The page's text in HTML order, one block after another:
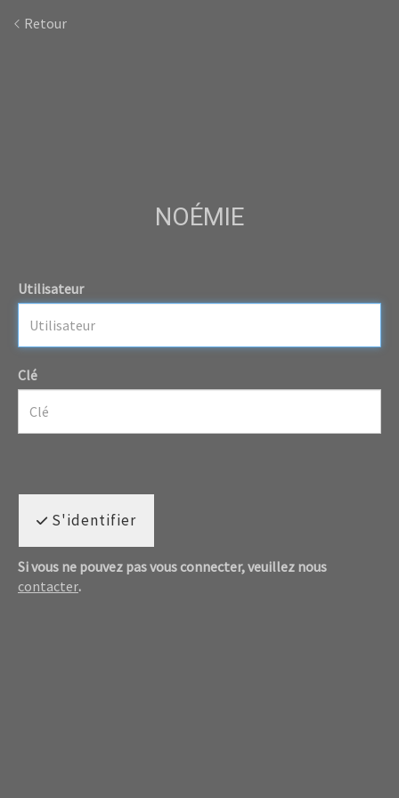
Retour
NOÉMIE
Utilisateur
Clé
S'identifier
Si vous ne pouvez pas vous connecter, veuillez nous
contacter.